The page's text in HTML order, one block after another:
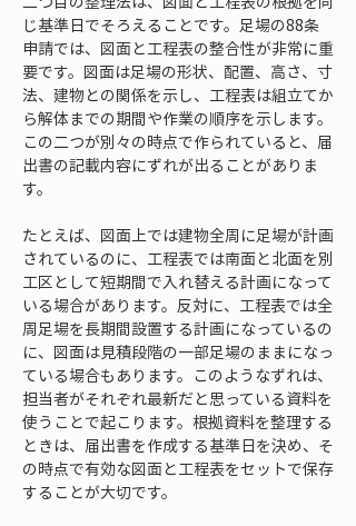
じ基準日でそろえることです。足場の88条
申請では、図面と工程表の整合性が非常に重
要です。図面は足場の形状、配置、高さ、寸
法、建物との関係を示し、工程表は組立てか
ら解体までの期間や作業の順序を示します。
この二つが別々の時点で作られていると、届
出書の記載内容にずれが出ることがありま
す。
たとえば、図面上では建物全周に足場が計画
されているのに、工程表では南面と北面を別
工区として短期間で入れ替える計画になって
いる場合があります。反対に、工程表では全
周足場を長期間設置する計画になっているの
に、図面は見積段階の一部足場のままになっ
ている場合もあります。このようなずれは、
担当者がそれぞれ最新だと思っている資料を
使うことで起こります。根拠資料を整理する
ときは、届出書を作成する基準日を決め、そ
の時点で有効な図面と工程表をセットで保存
することが大切です。